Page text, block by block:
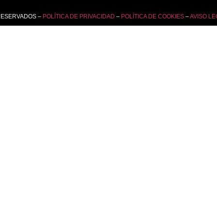
– POLÍTICA DE PRIVACIDAD – POLÍTICA DE COOKIES–AVISO